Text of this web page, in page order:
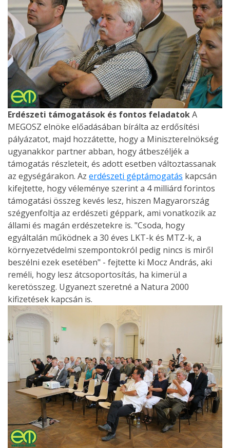
Erdészeti támogatások és fontos feladatokA
MEGOSZ elnöke előadásában bírálta az erdősítési
pályázatot, majd hozzátette, hogy a Miniszterelnökség
ugyanakkor partner abban, hogy átbeszéljék a
támogatás részleteit, és adott esetben változtassanak
az egységárakon. Az erdészeti géptámogatás kapcsán
kifejtette, hogy véleménye szerint a 4 milliárd forintos
támogatási összeg kevés lesz, hiszen Magyarország
szégyenfoltja az erdészeti géppark, ami vonatkozik az
állami és magán erdészetekre is. "Csoda, hogy
egyáltalán működnek a 30 éves LKT-k és MTZ-k, a
környezetvédelmi szempontokról pedig nincs is miről
beszélni ezek esetében" - fejtette ki Mocz András, aki
reméli, hogy lesz átcsoportosítás, ha kimerül a
keretösszeg. Ugyanezt szeretné a Natura 2000
kifizetések kapcsán is.